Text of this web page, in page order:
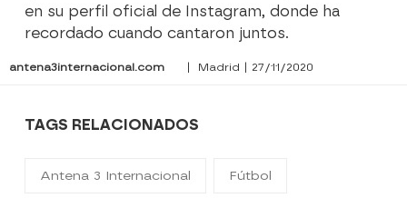
en su perfil oficial de Instagram, donde ha
recordado cuando cantaron juntos.
antena3internacional.com | Madrid | 27/11/2020
TAGS RELACIONADOS
Antena 3 Internacional Fútbol